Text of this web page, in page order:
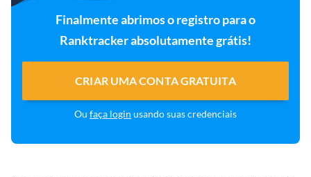
Finalmente abrimos o registro para o
Ranktracker absolutamente grátis!
CRIAR UMA CONTA GRATUITA
Ou faça login usando suas credenciais